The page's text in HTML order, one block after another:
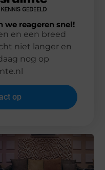
we reageren snel!
en een breed
niet langer en
nog op
op